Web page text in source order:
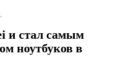
и стал самым
ноутбуков в